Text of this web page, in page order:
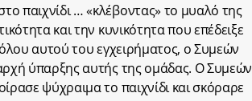
παιχνίδι … «κλέβοντας» το μυαλό της
και την κυνικότητα που επέδειξε
αυτού του εγχειρήματος, ο Συμεών
ύπαρξης αυτής της ομάδας. Ο Συμεών
ψύχραιμα το παιχνίδι και σκόραρε